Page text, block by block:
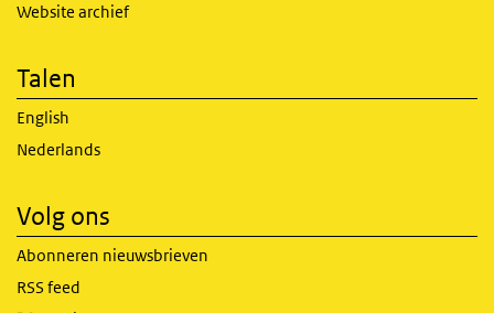
Website archief
Talen
English
Nederlands
Volg ons
Abonneren nieuwsbrieven
RSS feed